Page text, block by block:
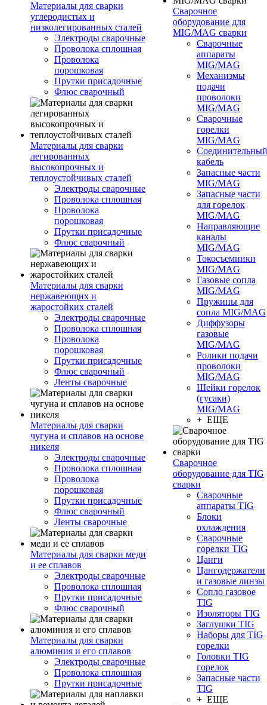
Материалы для сварки
углеродистых и
низколегированных сталей
Электроды сварочные
Проволока сплошная
Проволока
порошковая
Прутки присадочные
Флюс сварочный
Материалы для сварки
легированных
высокопрочных и
теплоустойчивых сталей
Электроды сварочные
Проволока сплошная
Проволока
порошковая
Прутки присадочные
Флюс сварочный
Материалы для сварки
нержавеющих и
жаростойких сталей
Электроды сварочные
Проволока сплошная
Проволока
порошковая
Прутки присадочные
Флюс сварочный
Ленты сварочные
Материалы для сварки
чугуна и сплавов на основе
никеля
Электроды сварочные
Проволока сплошная
Проволока
порошковая
Прутки присадочные
Флюс сварочный
Ленты сварочные
Материалы для сварки меди
и ее сплавов
Электроды сварочные
Проволока сплошная
Прутки присадочные
Флюс сварочный
Материалы для сварки
алюминия и его сплавов
Электроды сварочные
Проволока сплошная
Прутки присадочные
Сварочное
оборудование для
MIG/MAG сварки
Сварочные
аппараты
MIG/MAG
Механизмы
подачи
проволоки
MIG/MAG
Сварочные
горелки
MIG/MAG
Соединительный
кабель
Запасные части
MIG/MAG
Запасные части
для горелок
MIG/MAG
Направляющие
каналы
MIG/MAG
Токосъемники
MIG/MAG
Газовые сопла
MIG/MAG
Пружины для
сопла MIG/MAG
Диффузоры
газовые
MIG/MAG
Ролики подачи
проволоки
MIG/MAG
Шейки горелок
(гусаки)
MIG/MAG
+ ЕЩЕ
Сварочное
оборудование для TIG
сварки
Сварочные
аппараты TIG
Блоки
охлаждения
Сварочные
горелки TIG
Цанги
Цангодержатели
и газовые линзы
Сопло газовое
TIG
Изоляторы TIG
Заглушки TIG
Наборы для TIG
горелки
Головки TIG
горелок
Запасные части
TIG
+ ЕЩЕ